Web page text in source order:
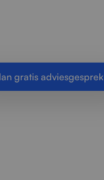
gratis adviesgesprek